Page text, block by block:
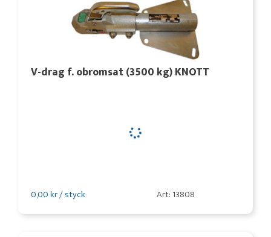
V-drag f. obromsat (3500 kg) KNOTT
0,00 kr / styck Art: 13808